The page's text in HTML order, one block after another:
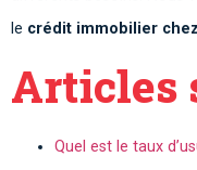
le crédit immobilier
Articles
Quel est le taux